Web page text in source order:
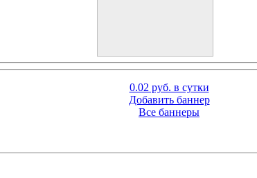
0.02 руб. в сутки
Добавить баннер
Все баннеры